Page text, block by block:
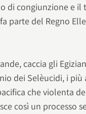
di congiunzione e
parte del Regno
caccia gli
dei Selèucidi, i
che violenta
così un processo